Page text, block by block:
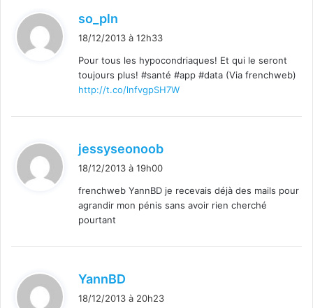
so_pln
:
18/12/2013 à 12h33
Pour tous les hypocondriaques! Et qui le seront
toujours plus! #santé #app #data (Via frenchweb)
http://t.co/lnfvgpSH7W
jessyseonoob
:
18/12/2013 à 19h00
frenchweb YannBD je recevais déjà des mails pour
agrandir mon pénis sans avoir rien cherché
pourtant
YannBD
18/12/2013 à 20h23